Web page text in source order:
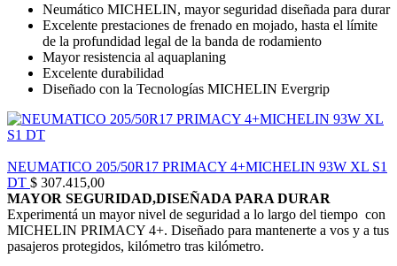
Neumático MICHELIN, mayor seguridad diseñada para durar
Excelente prestaciones de frenado en mojado, hasta el límite
de la profundidad legal de la banda de rodamiento
Mayor resistencia al aquaplaning
Excelente durabilidad
Diseñado con la Tecnologías MICHELIN Evergrip
NEUMATICO 205/50R17 PRIMACY 4+MICHELIN 93W XL S1
DT $ 307.415,00
MAYOR SEGURIDAD,DISEÑADA PARA DURAR
Experimentá un mayor nivel de seguridad a lo largo del tiempo con
MICHELIN PRIMACY 4+. Diseñado para mantenerte a vos y a tus
pasajeros protegidos, kilómetro tras kilómetro.